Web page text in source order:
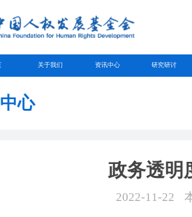
关于我们 资讯中心 研究研讨
心
政务透明
2022-11-22